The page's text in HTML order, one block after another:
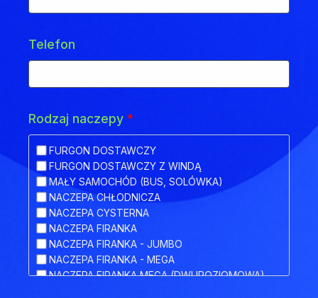
Telefon
Rodzaj naczepy *
FURGON DOSTAWCZY
FURGON DOSTAWCZY Z WINDĄ
MAŁY SAMOCHÓD (BUS, SOLÓWKA)
NACZEPA CHŁODNICZA
NACZEPA CYSTERNA
NACZEPA FIRANKA
NACZEPA FIRANKA - JUMBO
NACZEPA FIRANKA - MEGA
NACZEPA FIRANKA MEGA (DWUPOZIOMOWA)